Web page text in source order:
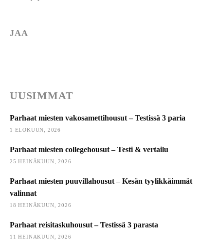
JAA
UUSIMMAT
Parhaat miesten vakosamettihousut – Testissä 3 paria
1 ELOKUUN, 2026
Parhaat miesten collegehousut – Testi & vertailu
25 HEINÄKUUN, 2026
Parhaat miesten puuvillahousut – Kesän tyylikkäimmät
valinnat
18 HEINÄKUUN, 2026
Parhaat reisitaskuhousut – Testissä 3 parasta
11 HEINÄKUUN, 2026